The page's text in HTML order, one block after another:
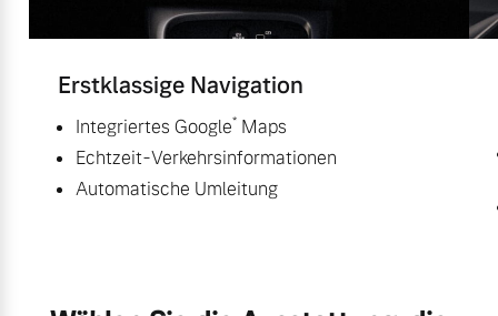
Erstklassige Navigation
Integriertes Google* Maps
Echtzeit-Verkehrsinformationen
Automatische Umleitung